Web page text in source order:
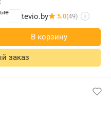
tevio.by 5.0(49) i
В корзину
заказ